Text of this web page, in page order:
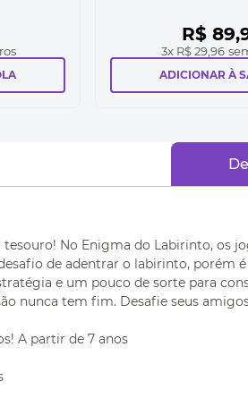
R$ 89,
3x R$ 29,96
ADICIONAR À
tesouro! No Enigma do Labirinto, os
de adentrar o labirinto,
e um pouco de sorte para
nunca tem fim. Desafie seus
A partir de 7 anos